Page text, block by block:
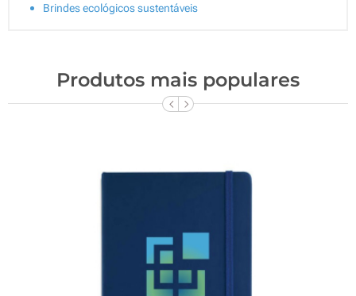
Brindes ecológicos sustentáveis
Produtos mais populares